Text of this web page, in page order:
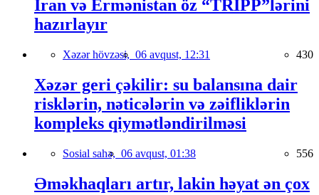
İran və Ermənistan öz “TRIPP”lərini
hazırlayır
Xəzər hövzəsi, 06 avqust, 12:31 430
Xəzər geri çəkilir: su balansına dair
risklərin, nəticələrin və zəifliklərin
kompleks qiymətləndirilməsi
Sosial sahə, 06 avqust, 01:38 556
Əməkhaqları artır, lakin həyat ən çox